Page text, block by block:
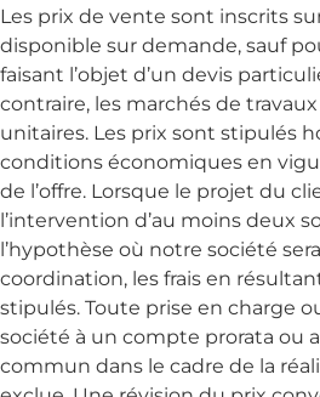
Les prix de vente sont inscrits
disponible sur demande, sauf
faisant l’objet d’un devis
contraire, les marchés de
unitaires. Les prix sont stipulés
conditions économiques en
de l’offre. Lorsque le projet du
l’intervention d’au moins deux
l’hypothèse où notre société
coordination, les frais en
stipulés. Toute prise en charge
société à un compte prorata ou
commun dans le cadre de la